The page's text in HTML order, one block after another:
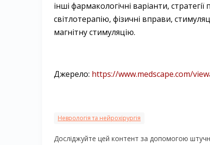
інші фармакологічні варіанти,
світлотерапію, фізичні вправи,
магнітну стимуляцію.
Джерело: https://www.medscape.com/
Неврологія та нейрохірургія
Досліджуйте цей контент за допомогою